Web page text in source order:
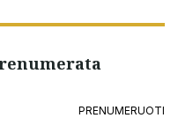
PRENUMERUOTI